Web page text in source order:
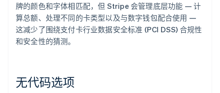
牌的颜色和字体相匹配，但 Stripe 会管理底层功能 — 计
算总额、处理不同的卡类型以及与数字钱包配合使用 —
这减少了围绕支付卡行业数据安全标准 (PCI DSS) 合规性
和安全性的猜测。
无代码选项